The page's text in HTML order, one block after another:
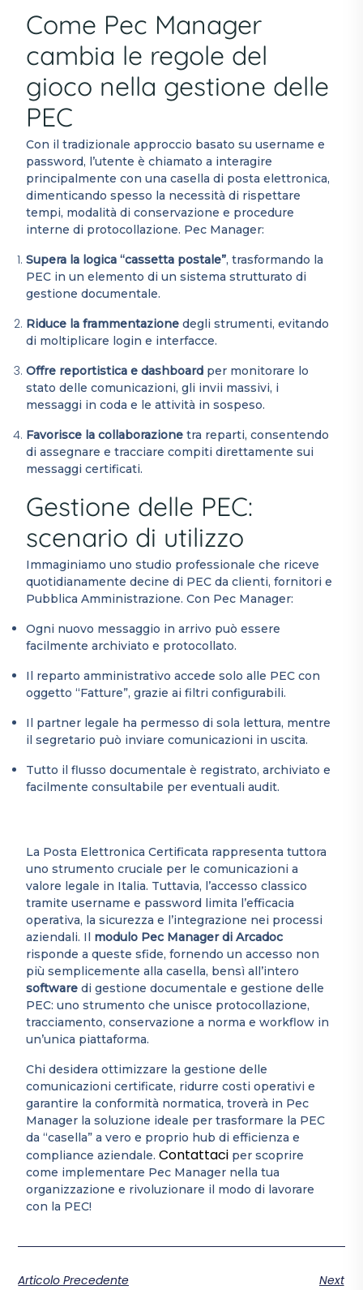
Come Pec Manager
cambia le regole del
gioco nella gestione delle
PEC
Con il tradizionale approccio basato su username e
password, l’utente è chiamato a interagire
principalmente con una casella di posta elettronica,
dimenticando spesso la necessità di rispettare
tempi, modalità di conservazione e procedure
interne di protocollazione. Pec Manager:
Supera la logica “cassetta postale”, trasformando la
PEC in un elemento di un sistema strutturato di
gestione documentale.
Riduce la frammentazione degli strumenti, evitando
di moltiplicare login e interfacce.
Offre reportistica e dashboard per monitorare lo
stato delle comunicazioni, gli invii massivi, i
messaggi in coda e le attività in sospeso.
Favorisce la collaborazione tra reparti, consentendo
di assegnare e tracciare compiti direttamente sui
messaggi certificati.
Gestione delle PEC:
scenario di utilizzo
Immaginiamo uno studio professionale che riceve
quotidianamente decine di PEC da clienti, fornitori e
Pubblica Amministrazione. Con Pec Manager:
Ogni nuovo messaggio in arrivo può essere
facilmente archiviato e protocollato.
Il reparto amministrativo accede solo alle PEC con
oggetto “Fatture”, grazie ai filtri configurabili.
Il partner legale ha permesso di sola lettura, mentre
il segretario può inviare comunicazioni in uscita.
Tutto il flusso documentale è registrato, archiviato e
facilmente consultabile per eventuali audit.
La Posta Elettronica Certificata rappresenta tuttora
uno strumento cruciale per le comunicazioni a
valore legale in Italia. Tuttavia, l’accesso classico
tramite username e password limita l’efficacia
operativa, la sicurezza e l’integrazione nei processi
aziendali. Il modulo Pec Manager di Arcadoc
risponde a queste sfide, fornendo un accesso non
più semplicemente alla casella, bensì all’intero
software di gestione documentale e gestione delle
PEC: uno strumento che unisce protocollazione,
tracciamento, conservazione a norma e workflow in
un’unica piattaforma.
Chi desidera ottimizzare la gestione delle
comunicazioni certificate, ridurre costi operativi e
garantire la conformità normatica, troverà in Pec
Manager la soluzione ideale per trasformare la PEC
da “casella” a vero e proprio hub di efficienza e
compliance aziendale.Contattaci per scoprire
come implementare Pec Manager nella tua
organizzazione e rivoluzionare il modo di lavorare
con la PEC!
Articolo Precedente
Next